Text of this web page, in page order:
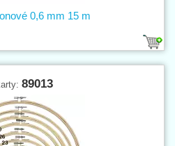
0,6 mm 15 m
89013